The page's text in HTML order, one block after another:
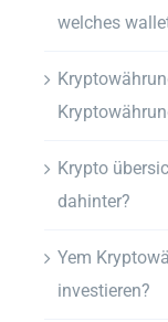
welches
Krypto
dahinter?
Yem
investieren?